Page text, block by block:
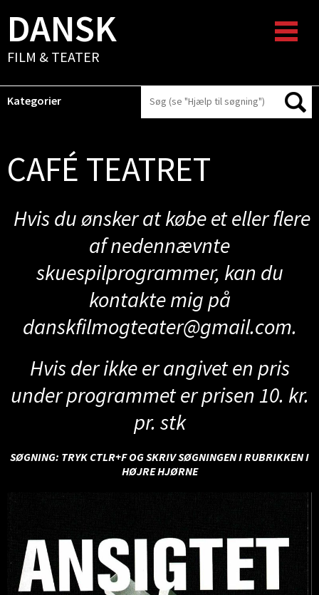
DANSK
FILM & TEATER
Kategorier
CAFÉ TEATRET
Hvis du ønsker at købe et eller flere
af nedennævnte
skuespilprogrammer, kan du
kontakte mig på
danskfilmogteater@gmail.com.
Hvis der ikke er angivet en pris
under programmet er prisen 10. kr.
pr. stk
SØGNING: TRYK CTLR+F OG SKRIV SØGNINGEN I RUBRIKKEN I
HØJRE HJØRNE